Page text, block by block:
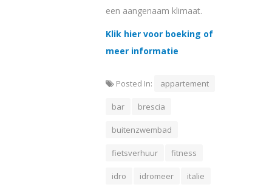
een aangenaam klimaat.
Klik hier voor boeking of
meer informatie
Posted In: appartement
bar brescia
buitenzwembad
fietsverhuur fitness
idro idromeer italie